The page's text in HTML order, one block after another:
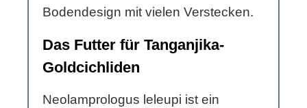
Bodendesign mit vielen Verstecken.
Das Futter für Tanganjika-
Goldcichliden
Neolamprologus leleupi ist ein